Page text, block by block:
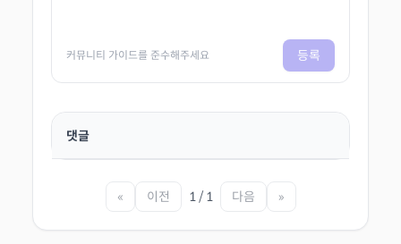
커뮤니티 가이드를 준수해주세요 등록
댓글
« 이전 1 / 1 다음 »